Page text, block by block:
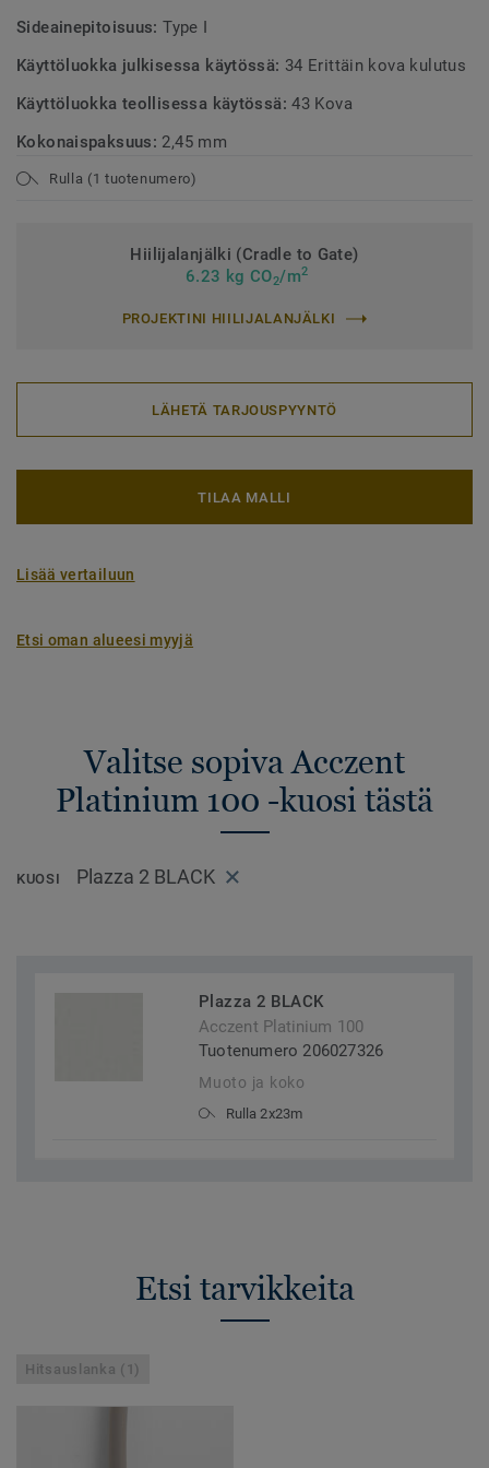
Sideainepitoisuus:Type I
Käyttöluokka julkisessa käytössä: 34 Erittäin kova kulutus
Käyttöluokka teollisessa käytössä:43 Kova
Kokonaispaksuus: 2,45 mm
Rulla (1 tuotenumero)
Hiilijalanjälki (Cradle to Gate)
6.23 kg CO2/m2
PROJEKTINI HIILIJALANJÄLKI
LÄHETÄ TARJOUSPYYNTÖ
TILAA MALLI
Lisää vertailuun
Etsi oman alueesi myyjä
Valitse sopiva Acczent
Platinium 100 -kuosi tästä
KUOSI Plazza 2 BLACK
Plazza 2 BLACK
Acczent Platinium 100
Tuotenumero 206027326
Muoto ja koko
Rulla 2x23m
Etsi tarvikkeita
Hitsauslanka (1)